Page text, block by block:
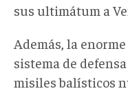
sus ultimátum a
Además, la
sistema de
misiles balísticos